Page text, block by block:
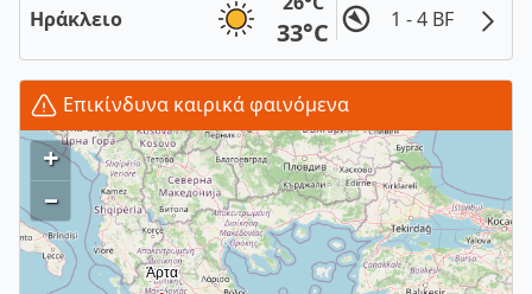
Ηράκλειο 33°C 1 - 4 BF
Επικίνδυνα καιρικά φαινόμενα
+
–